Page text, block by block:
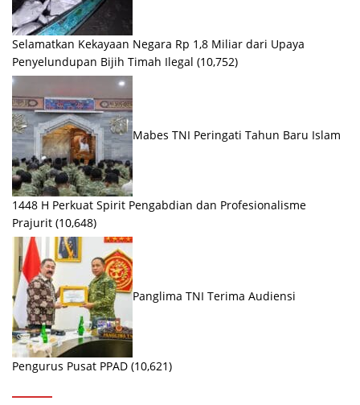
Selamatkan Kekayaan Negara Rp 1,8 Miliar dari Upaya
Penyelundupan Bijih Timah Ilegal (10,752)
Mabes TNI Peringati Tahun Baru Islam
1448 H Perkuat Spirit Pengabdian dan Profesionalisme
Prajurit (10,648)
Panglima TNI Terima Audiensi
Pengurus Pusat PPAD (10,621)